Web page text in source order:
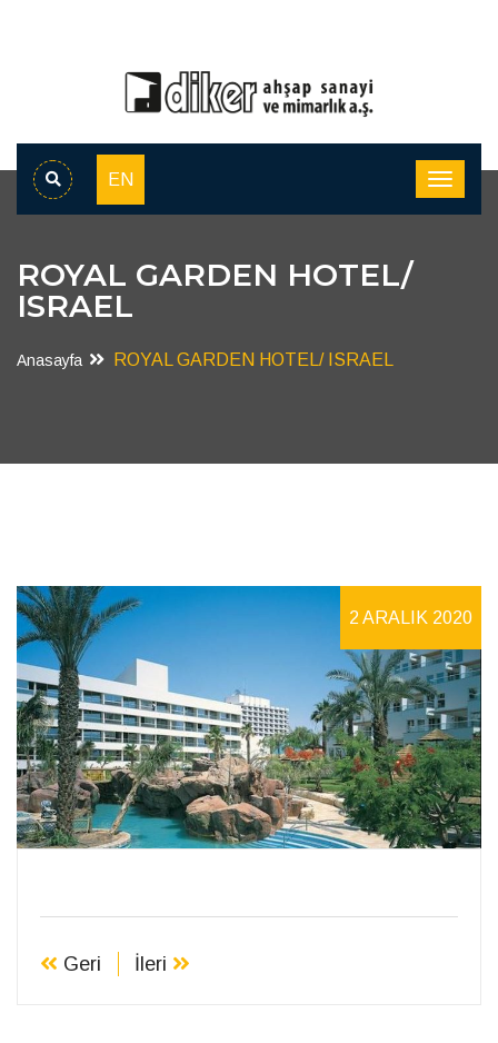
EN
ROYAL GARDEN HOTEL/
ISRAEL
Anasayfa ROYAL GARDEN HOTEL/ ISRAEL
2 ARALIK 2020
Geri İleri